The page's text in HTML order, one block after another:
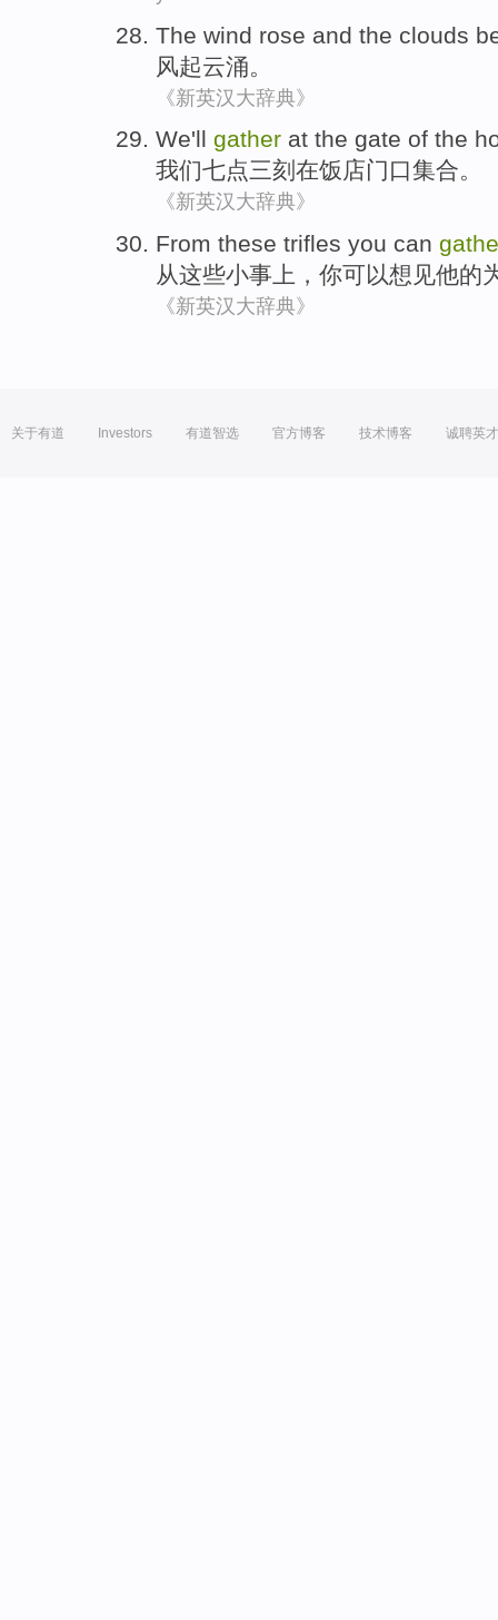
The wind rose and the clouds
风起云涌 。
《新英汉大辞典》
We'll gather at the gate of the
我们七点三刻在饭店门口集合。
《新英汉大辞典》
From these trifles you can
从这些小事 上， 你可以想见他的
《新英汉大辞典》
关于有道 Investors 有道智选 官方博客 技术博客 诚聘英才